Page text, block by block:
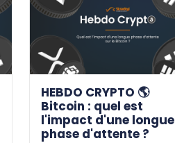
HEBDO CRYPTO 🌎
Bitcoin : quel est
l'impact d'une longue
phase d'attente ?